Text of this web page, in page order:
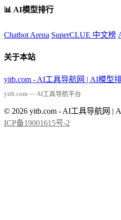
📊 AI模型排行
Chatbot Arena SuperCLUE 中文榜
关于本站
yitb.com - AI工具导航网 | AI模型
yitb.com — AI工具导航平台
© 2026 yitb.com - AI工具导航网 |
ICP备19001615号-2